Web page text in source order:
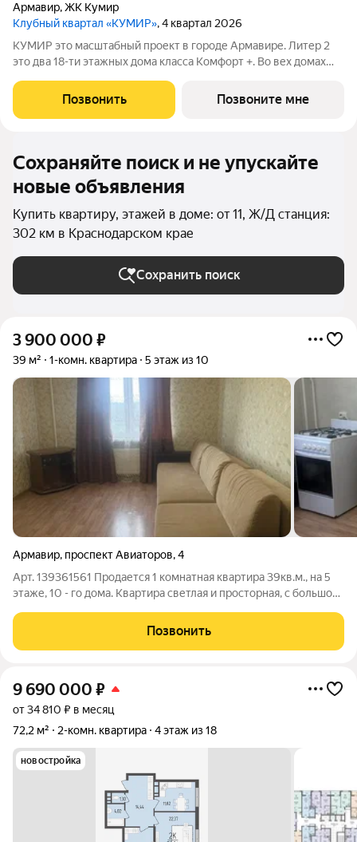
Армавир,ЖК Кумир
Клубный квартал «КУМИР», 4 квартал 2026
КУМИР этo масштабный проект в городе Армавире. Литер 2
это два 18-ти этажных дома класса Комфорт +. Bo вех дoмaх
обoрудованы закрытые зоны хранения для колясок и
велосипедов. В Клубном квартале
Позвонить Позвоните мне
Сохраняйте поиск и не упускайте
новые объявления
Купить квартиру, этажей в доме: от 11, Ж/Д станция:
302 км в Краснодарском крае
Сохранить поиск
3 900 000 ₽
39 м² 1-комн. квартира 5 этаж из 10
Армавир, проспект Авиаторов,4
Арт. 139361561 Продается 1 комнатная квартира 39кв.м., на 5
этаже, 10 - го дома. Квартира светлая и просторная, с большой
ремонт, мебель останется в подарок новым собственникам.
Панельный дом
Позвонить
9 690 000 ₽
от 34 810 ₽ в месяц
72,2 м²
2-комн. квартира 4 этаж из 18
новостройка